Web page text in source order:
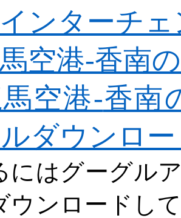
ンターチ
空港-香南
空港-香南
ダウンロ
にはグーグル
ウンロードし